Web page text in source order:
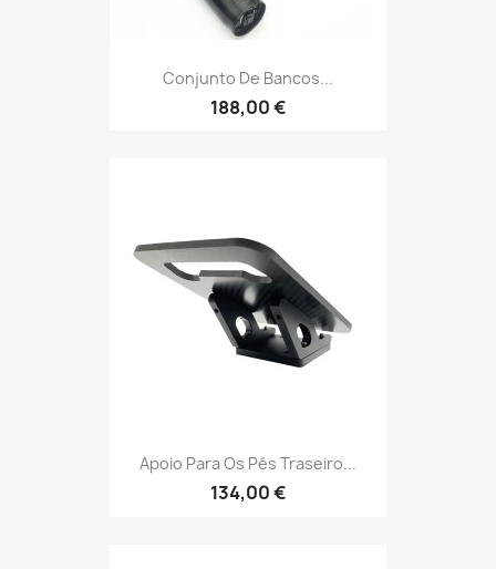
Conjunto De Bancos...
188,00 €
Apoio Para Os Pés Traseiro...
134,00 €